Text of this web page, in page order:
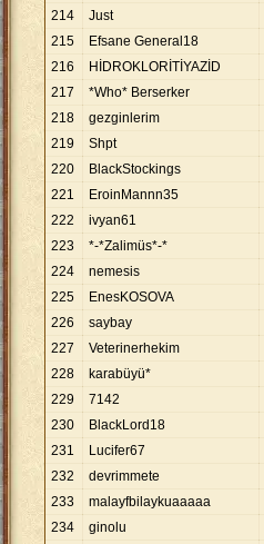
214
Just
215
Efsane General18
216
HİDROKLORİTİYAZİD
217
*Who* Berserker
218
gezginlerim
219
Shpt
220
BlackStockings
221
EroinMannn35
222
ivyan61
223
*-*Zalimüs*-*
224
nemesis
225
EnesKOSOVA
226
saybay
227
Veterinerhekim
228
karabüyü*
229
7142
230
BlackLord18
231
Lucifer67
232
devrimmete
233
malayfbilaykuaaaaa
234
ginolu